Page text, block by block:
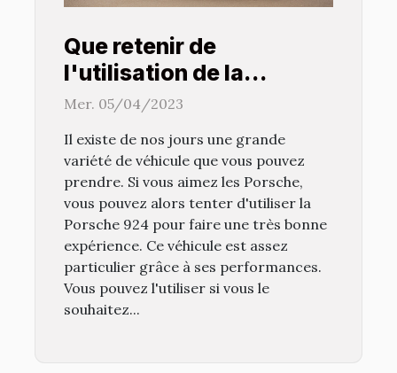
Que retenir de
l'utilisation de la
Porsche 924 ?
Mer. 05/04/2023
Il existe de nos jours une grande
variété de véhicule que vous pouvez
prendre. Si vous aimez les Porsche,
vous pouvez alors tenter d'utiliser la
Porsche 924 pour faire une très bonne
expérience. Ce véhicule est assez
particulier grâce à ses performances.
Vous pouvez l'utiliser si vous le
souhaitez...